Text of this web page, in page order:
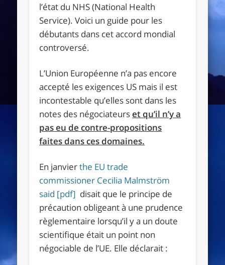
l’état du NHS (National Health
Service). Voici un guide pour les
débutants dans cet accord mondial
controversé.
L’Union Européenne n’a pas encore
accepté les exigences US mais il est
incontestable qu’elles sont dans les
notes des négociateurset qu’il n’y a
pas eu de contre-propositions
faites dans ces domaines.
En janvierthe EU trade
commissioner Cecilia Malmström
said [pdf] disait que le principe de
précaution obligeant à une prudence
règlementaire lorsqu’il y a un doute
scientifique était un point non
négociable de l’UE. Elle déclarait :